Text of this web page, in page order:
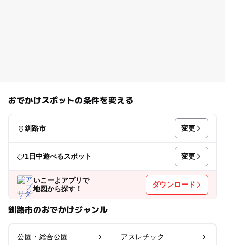
おでかけスポットの条件を変える
釧路市 変更
1日中遊べるスポット 変更
いこーよアプリで
地図から探す！
ダウンロード
釧路市のおでかけジャンル
公園・総合公園 アスレチック